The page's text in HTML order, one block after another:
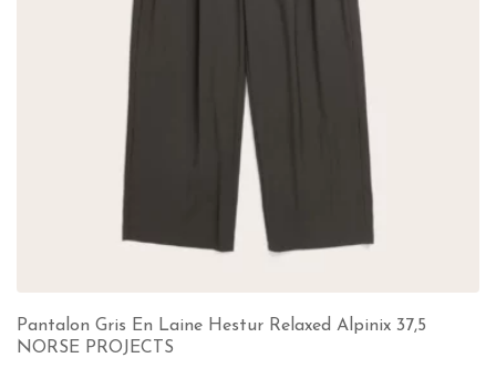
Pantalon Gris En Laine Hestur Relaxed Alpinix 37,5
NORSE PROJECTS